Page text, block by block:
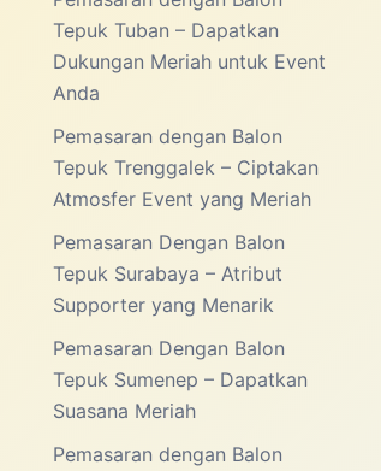
Tepuk Tuban – Dapatkan
Dukungan Meriah untuk Event
Anda
Pemasaran dengan Balon
Tepuk Trenggalek – Ciptakan
Atmosfer Event yang Meriah
Pemasaran Dengan Balon
Tepuk Surabaya – Atribut
Supporter yang Menarik
Pemasaran Dengan Balon
Tepuk Sumenep – Dapatkan
Suasana Meriah
Pemasaran dengan Balon